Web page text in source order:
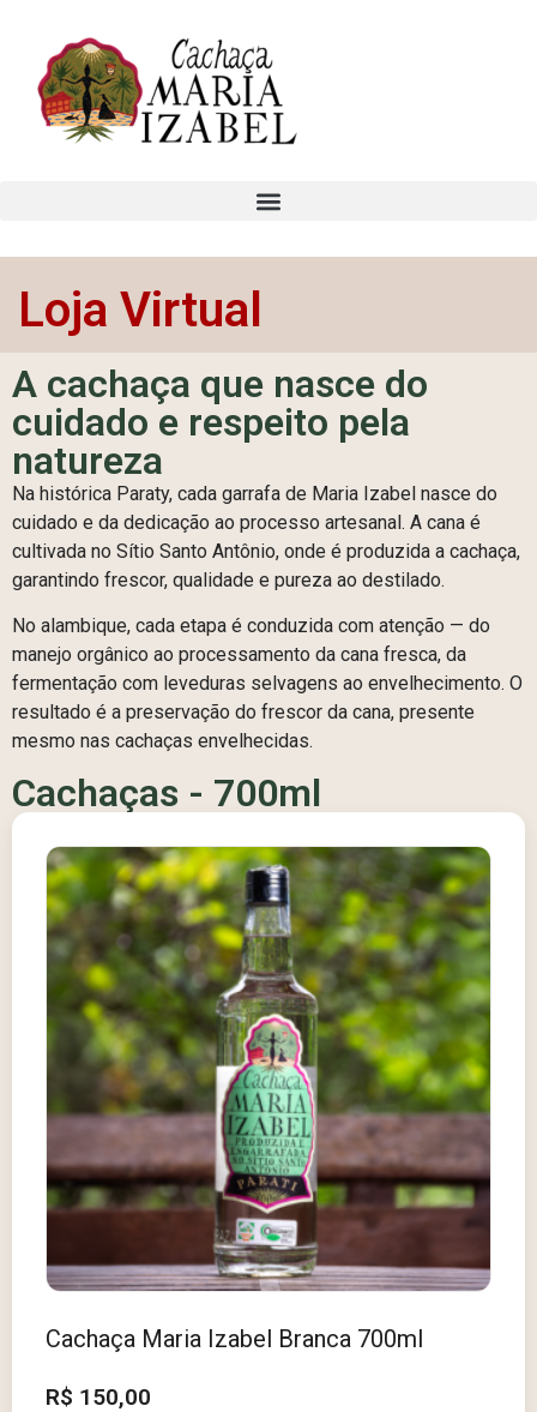
Loja Virtual
A cachaça que nasce do
cuidado e respeito pela
natureza
Na histórica Paraty, cada garrafa de Maria Izabel nasce do
cuidado e da dedicação ao processo artesanal. A cana é
cultivada no Sítio Santo Antônio, onde é produzida a cachaça,
garantindo frescor, qualidade e pureza ao destilado.
No alambique, cada etapa é conduzida com atenção — do
manejo orgânico ao processamento da cana fresca, da
fermentação com leveduras selvagens ao envelhecimento. O
resultado é a preservação do frescor da cana, presente
mesmo nas cachaças envelhecidas.
Cachaças - 700ml
Cachaça Maria Izabel Branca 700ml
R$ 150,00